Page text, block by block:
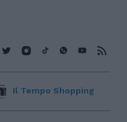
Il Tempo Shopping